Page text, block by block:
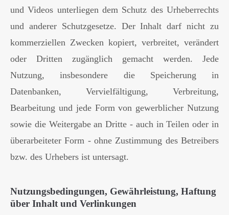
und Videos unterliegen dem Schutz des Urheberrechts
und anderer Schutzgesetze. Der Inhalt darf nicht zu
kommerziellen Zwecken kopiert, verbreitet, verändert
oder Dritten zugänglich gemacht werden. Jede
Nutzung, insbesondere die Speicherung in
Datenbanken, Vervielfältigung, Verbreitung,
Bearbeitung und jede Form von gewerblicher Nutzung
sowie die Weitergabe an Dritte - auch in Teilen oder in
überarbeiteter Form - ohne Zustimmung des Betreibers
bzw. des Urhebers ist untersagt.
Nutzungsbedingungen, Gewährleistung, Haftung
über Inhalt und Verlinkungen